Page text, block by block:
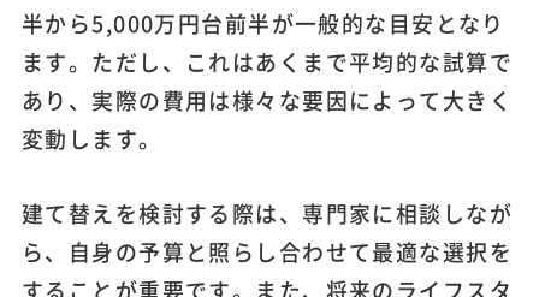
半から5,000万円台前半が一般的な目安となり
ます。ただし、これはあくまで平均的な試算で
あり、実際の費用は様々な要因によって大きく
変動します。
建て替えを検討する際は、専門家に相談しなが
ら、自身の予算と照らし合わせて最適な選択を
することが重要です。また、将来のライフスタ